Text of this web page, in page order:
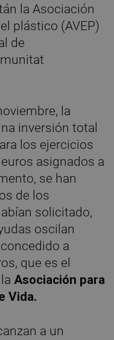
la Asociación
plástico (AVEP)
de
la
inversión total
los ejercicios
asignados a
se han
de los
solicitado,
oscilan
a
que es el
laAsociación para
Vida.
a un